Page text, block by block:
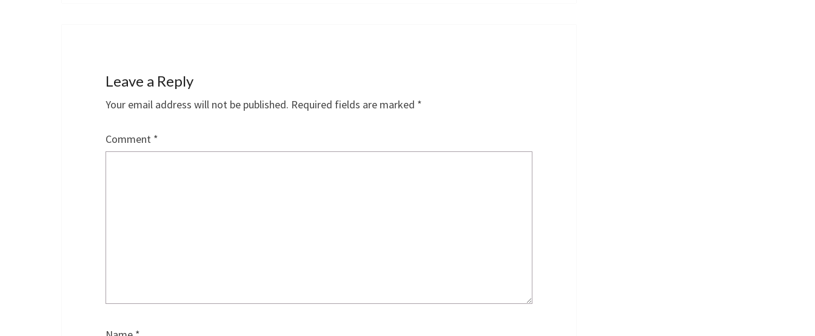
Leave a Reply
Your email address will not be published. Required fields are marked *
Comment *